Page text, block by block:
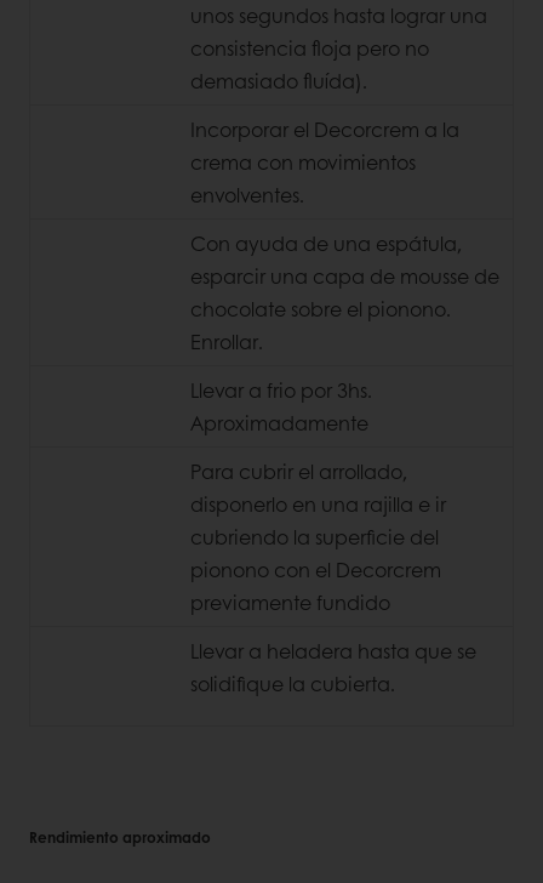
unos segundos hasta lograr una
consistencia floja pero no
demasiado fluída).
Incorporar el Decorcrem a la
crema con movimientos
envolventes.
Con ayuda de una espátula,
esparcir una capa de mousse de
chocolate sobre el pionono.
Enrollar.
Llevar a frio por 3hs.
Aproximadamente
Para cubrir el arrollado,
disponerlo en una rajilla e ir
cubriendo la superficie del
pionono con el Decorcrem
previamente fundido
Llevar a heladera hasta que se
solidifique la cubierta.
Rendimiento aproximado